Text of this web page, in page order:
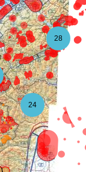
24
28